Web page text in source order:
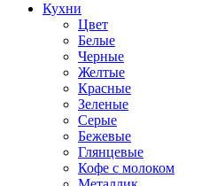
Кухни
Цвет
Белые
Черные
Желтые
Красные
Зеленые
Серые
Бежевые
Глянцевые
Кофе с молоком